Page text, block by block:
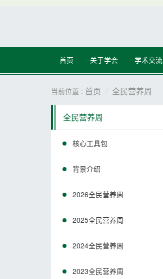
首页 关于学会 学术交流
当前位置 : 首页 全民营养周
全民营养周
核心工具包
背景介绍
2026全民营养周
2025全民营养周
2024全民营养周
2023全民营养周